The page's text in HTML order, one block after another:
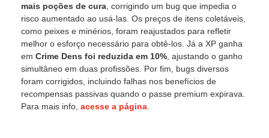
mais poções de cura , corrigindo um bug que impedia o
risco aumentado ao usá-las. Os preços de itens coletáveis,
como peixes e minérios, foram reajustados para refletir
melhor o esforço necessário para obtê-los. Já a XP ganha
em Crime Dens foi reduzida em 10% , ajustando o ganho
simultâneo em duas profissões. Por fim, bugs diversos
foram corrigidos, incluindo falhas nos benefícios de
recompensas passivas quando o passe premium expirava.
Para mais info, acesse a página